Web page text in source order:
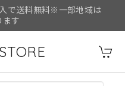
で送料無料※一部地域は
ます